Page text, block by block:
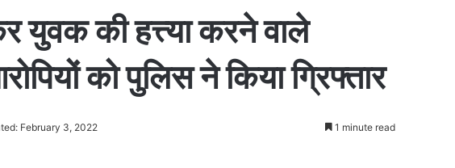
युवक की हत्त्या करने वाले
को पुलिस ने किया ग्रिफ्तार
February 3, 2022 1 minute read